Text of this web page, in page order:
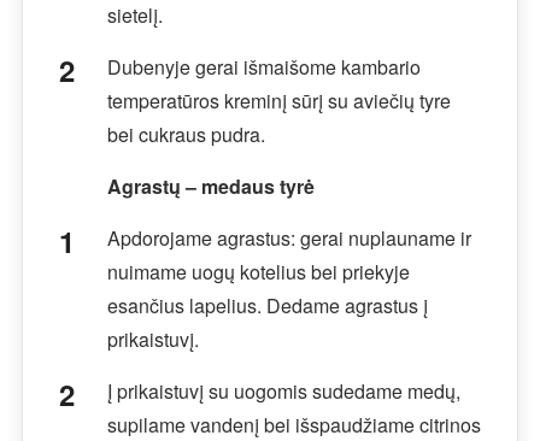
sietelį.
Dubenyje gerai išmaišome kambario
temperatūros kreminį sūrį su aviečių tyre
bei cukraus pudra.
Agrastų – medaus tyrė
Apdorojame agrastus: gerai nuplauname ir
nuimame uogų kotelius bei priekyje
esančius lapelius. Dedame agrastus į
prikaistuvį.
Į prikaistuvį su uogomis sudedame medų,
supilame vandenį bei išspaudžiame citrinos